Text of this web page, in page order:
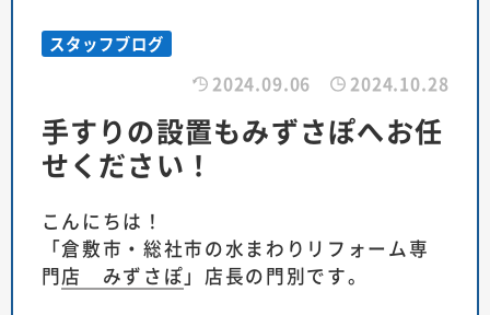
スタッフブログ
2024.09.06 2024.10.28
手すりの設置もみずさぽへお任
せください！
こんにちは！
「倉敷市・総社市の水まわりリフォーム専
門店 みずさぽ 」店長の門別です。